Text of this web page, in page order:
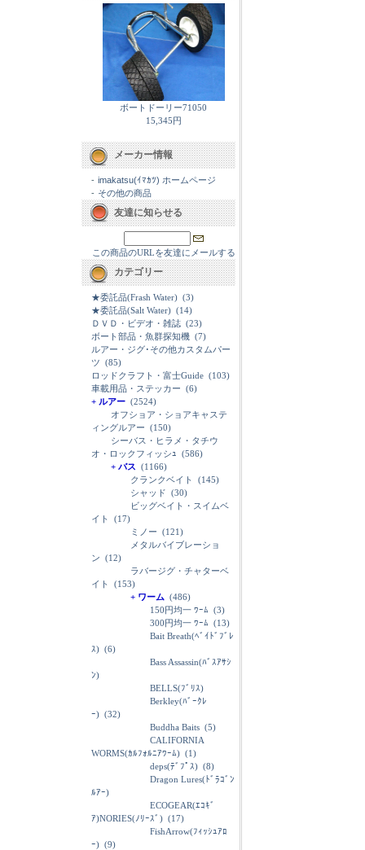
ボートドーリー71050
15,345円
メーカー情報
- imakatsu(ｲﾏｶﾂ) ホームページ
- その他の商品
友達に知らせる
この商品のURLを友達にメールする
カテゴリー
★委託品(Frash Water) (3)
★委託品(Salt Water) (14)
ＤＶＤ・ビデオ・雑誌 (23)
ボート部品・魚群探知機 (7)
ルアー・ジグ･その他カスタムパー
ツ (85)
ロッドクラフト・富士Guide (103)
車載用品・ステッカー (6)
+ ルアー (2524)
オフショア・ショアキャステ
ィングルアー (150)
シーバス・ヒラメ・タチウ
オ・ロックフィッシｭ (586)
+ バス (1166)
クランクベイト
(145)
シャッド (30)
ビッグベイト・スイムベ
イト
(17)
ミノー (121)
メタルバイブレーショ
ン (12)
ラバージグ・チャターベ
イト
(153)
+ ワーム (486)
150円均一 ﾜｰﾑ (3)
300円均一 ﾜｰﾑ (13)
Bait Breath(ﾍﾞｲﾄﾞﾌﾞﾚ
ｽ) (6)
Bass Assassin(ﾊﾞｽｱｻｼ
ﾝ)
BELLS(ﾌﾞﾘｽ)
Berkley(ﾊﾞｰｸﾚ
ｰ) (32)
Buddha Baits (5)
CALIFORNIA
WORMS(ｶﾙﾌｫﾙﾆｱﾜｰﾑ) (1)
deps(ﾃﾞﾌﾟｽ) (8)
Dragon Lures(ﾄﾞﾗｺﾞﾝ
ﾙｱｰ)
ECOGEAR(ｴｺｷﾞ
ｱ)NORIES(ﾉﾘｰｽﾞ) (17)
FishArrow(ﾌｨｯｼｭｱﾛ
ｰ) (9)